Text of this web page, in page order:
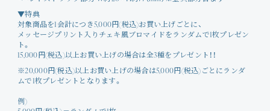
▼特典
対象商品を1会計につき5,000円(税込)お買い上げごとに、
メッセージプリント入りチェキ風ブロマイドをランダムで1枚プレゼン
ト。
15,000円(税込)以上お買い上げの場合は全3種をプレゼント！！
※20,000円(税込)以上お買い上げの場合は5,000円(税込)ごとにランダ
ムで1枚プレゼントとなります。
例)